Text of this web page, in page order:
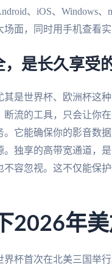
、iOS、Windows
面，同时用手机查看实
，是长久享受
其是世界杯、欧洲杯这
断流的工具，只会让你
。它能确保你的影音数
。独享的高带宽通道，
不容忽视。这不仅能保
2026年
界杯首次在北美三国举